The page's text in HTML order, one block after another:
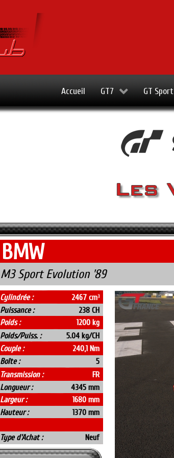
Accueil GT7 GT Sport
BMW
M3 Sport Evolution '89
Cylindrée : 2467 cm3
Puissance :
238 CH
Poids :
1200 kg
Poids/Puiss. :
5.04 kg/CH
Couple :
240,1 Nm
Boîte :
5
Transmission :
FR
Longueur :
4345 mm
Largeur :
1680 mm
Hauteur :
1370 mm
Type d'Achat : Neuf